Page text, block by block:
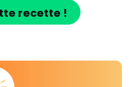
recette !